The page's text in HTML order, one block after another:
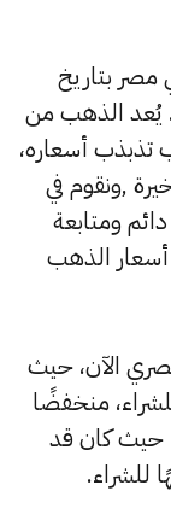
مصر بتاريخ
الساعة 11:10 مساءً. يُعد الذهب من
تذبذب أسعاره،
,ونقوم في
دائم ومتابعة
أسعار الذهب
المصري الآن، حيث
و4301 جنيهًا للشراء، منخفضًا
حيث كان قد